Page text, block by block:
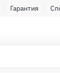
Гарантия